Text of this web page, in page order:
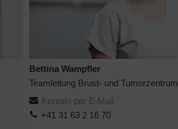
Bettina Wampfler
Teamleitung Brust- und Tumorzentrum
Kontakt per E-Mail
+41 31 63 2 16 70